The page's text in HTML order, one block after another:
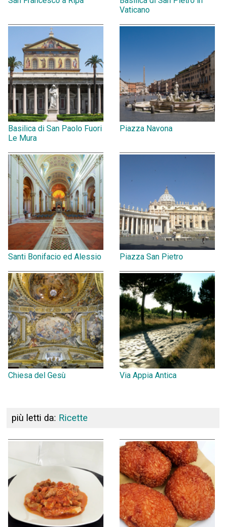
Vaticano
Basilica di San Paolo Fuori
Le Mura
Piazza Navona
Santi Bonifacio ed Alessio Piazza San Pietro
Chiesa del Gesù Via Appia Antica
più letti da: Ricette